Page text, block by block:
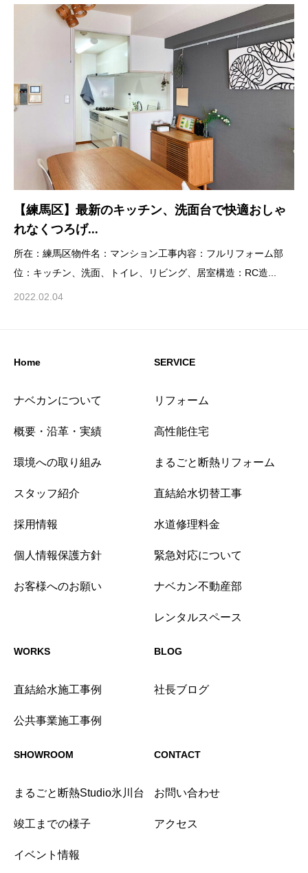
【練馬区】最新のキッチン、洗面台で快適おしゃ
れなくつろげ...
所在：練馬区物件名：マンション工事内容：フルリフォーム部
位：キッチン、洗面、トイレ、リビング、居室構造：RC造...
2022.02.04
Home
ナベカンについて
概要・沿革・実績
環境への取り組み
スタッフ紹介
採用情報
個人情報保護方針
お客様へのお願い
SERVICE
リフォーム
高性能住宅
まるごと断熱リフォーム
直結給水切替工事
水道修理料金
緊急対応について
ナベカン不動産部
レンタルスペース
WORKS
直結給水施工事例
公共事業施工事例
BLOG
社長ブログ
SHOWROOM
まるごと断熱Studio氷川台
竣工までの様子
イベント情報
CONTACT
お問い合わせ
アクセス